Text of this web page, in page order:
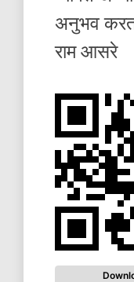
अनुभव
राम आसरे